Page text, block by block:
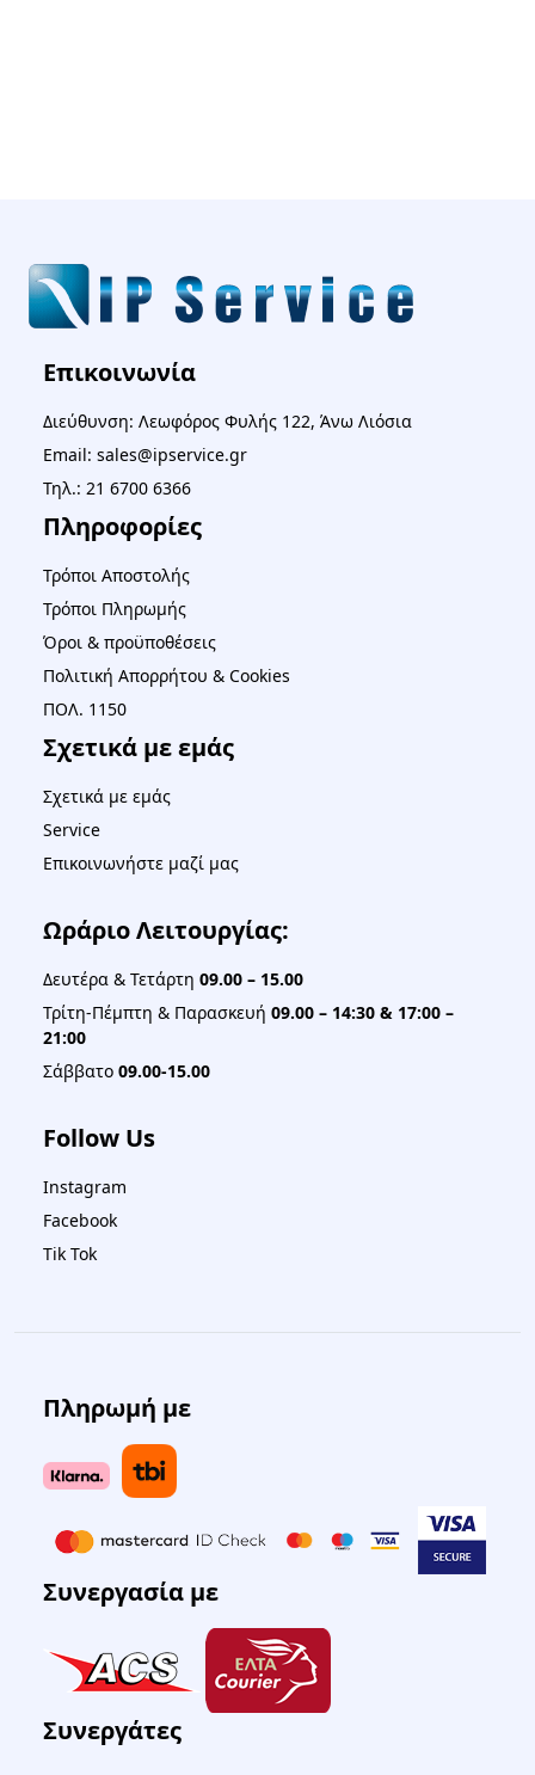
Επικοινωνία
Διεύθυνση: Λεωφόρος Φυλής 122, Άνω Λιόσια
Email: sales@ipservice.gr
Τηλ.: 21 6700 6366
Πληροφορίες
Τρόποι Αποστολής
Τρόποι Πληρωμής
Όροι & προϋποθέσεις
Πολιτική Απορρήτου & Cookies
ΠΟΛ. 1150
Σχετικά με εμάς
Σχετικά με εμάς
Service
Επικοινωνήστε μαζί μας
Ωράριο Λειτουργίας:
Δευτέρα & Τετάρτη 09.00 – 15.00
Τρίτη-Πέμπτη & Παρασκευή 09.00 – 14:30 & 17:00 –
21:00
Σάββατο 09.00-15.00
Follow Us
Instagram
Facebook
Tik Tok
Πληρωμή με
Συνεργασία με
Συνεργάτες